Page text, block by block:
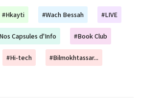
#Hkayti #Wach Bessah #LIVE
Capsules d'Info #Book Club
#Hi-tech #Bilmokhtassar...